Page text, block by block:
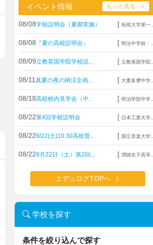
イベント情報 もっと見る
08/08学校説明会（夏期実施） [ 拓殖大学第一...
08/08 『夏の高校説明会』 [ 明法中学校・...
08/09立教英国学院学校説... [ 立教英国学院...
08/11 真夏の夜の納涼企画... [ 大妻多摩中学...
08/18高校校内見学会（中... [ 明治学院中学...
08/22第4回学校説明会 [ 日本工業大学...
08/228/22(土)10:30高校普... [ 国立音楽大学...
08/228月22日（土）第2回... [ 潤徳女子高等...
エデュログTOPへ
学校を探す
条件を絞り込んで探す